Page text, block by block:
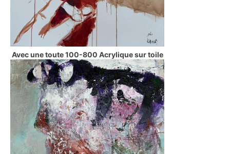
Avec une toute 100-800 Acrylique sur toile